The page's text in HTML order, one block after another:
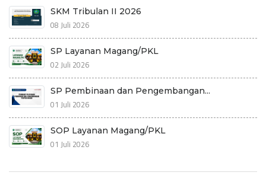
SKM Tribulan II 2026
08 Juli 2026
SP Layanan Magang/PKL
02 Juli 2026
SP Pembinaan dan Pengembangan...
01 Juli 2026
SOP Layanan Magang/PKL
01 Juli 2026